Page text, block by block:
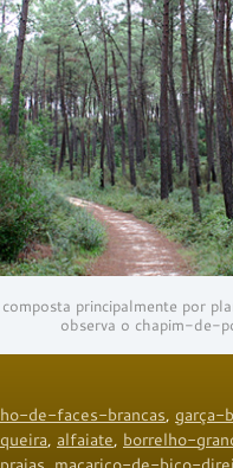
principalmente por
observa o chapim-de-
de-faces-brancas, garça-
, alfaiate, borrelho-